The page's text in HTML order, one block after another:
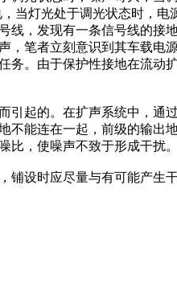
当灯光处于调光状态时，电
线，发现有一条信号线的接
，笔者立刻意识到其车载电
务。由于保护性接地在流动
引起的。在扩声系统中，通
能连在一起，前级的输出
，使噪声不致于形成干扰。
设时应尽量与有可能产生